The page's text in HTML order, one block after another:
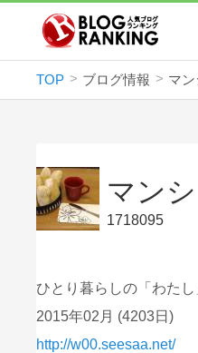
TOP ブログ情報 マ
マン
1718095
ひとり暮らしの「わた
2015年02月 (4203日)
http://w00.seesaa.net/